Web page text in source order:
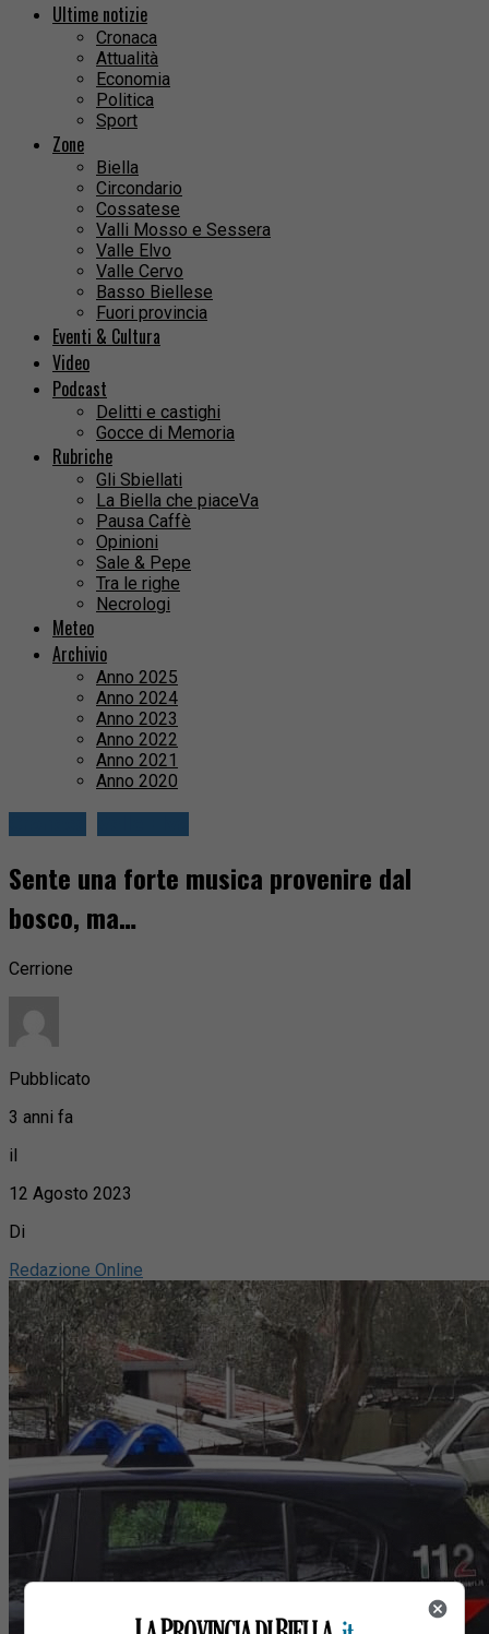
Ultime notizie
Cronaca
Attualità
Economia
Politica
Sport
Zone
Biella
Circondario
Cossatese
Valli Mosso e Sessera
Valle Elvo
Valle Cervo
Basso Biellese
Fuori provincia
Eventi & Cultura
Video
Podcast
Delitti e castighi
Gocce di Memoria
Rubriche
Gli Sbiellati
La Biella che piaceVa
Pausa Caffè
Opinioni
Sale & Pepe
Tra le righe
Necrologi
Meteo
Archivio
Anno 2025
Anno 2024
Anno 2023
Anno 2022
Anno 2021
Anno 2020
Sente una forte musica provenire dal
bosco, ma…
Cerrione
Pubblicato
3 anni fa
il
12 Agosto 2023
Di
Redazione Online